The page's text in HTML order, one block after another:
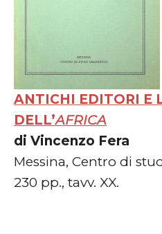
ANTICHI EDITORI E
DELL’AFRICA
di Vincenzo Fera
Messina, Centro di
230 pp., tavv. XX.